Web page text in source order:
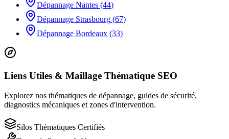
Dépannage Nantes (44)
Dépannage Strasbourg (67)
Dépannage Bordeaux (33)
Liens Utiles & Maillage Thématique SEO
Explorez nos thématiques de dépannage, guides de sécurité,
diagnostics mécaniques et zones d'intervention.
Silos Thématiques Certifiés